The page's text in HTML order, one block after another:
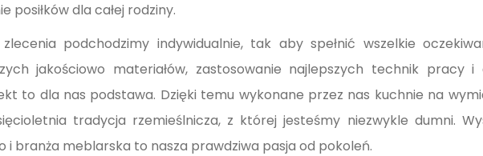
posiłków dla całej rodziny.
podchodzimy indywidualnie, tak aby spełnić wszelkie
jakościowo materiałów, zastosowanie najlepszych technik pracy i
to dla nas podstawa. Dzięki temu wykonane przez nas kuchnie na
tradycja rzemieślnicza, z której jesteśmy niezwykle dumni.
i branża meblarska to nasza prawdziwa pasja od pokoleń.